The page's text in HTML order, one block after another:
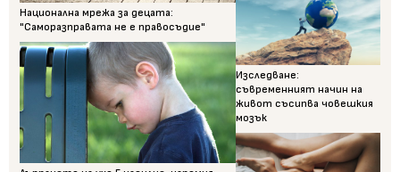
Национална мрежа за децата:
"Саморазправата не е правосъдие"
Изследване:
съвременният начин на
живот съсипва човешкия
мозък